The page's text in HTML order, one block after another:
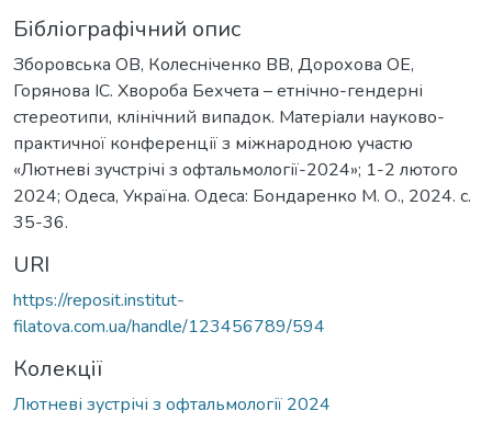
Бібліографічний опис
Зборовська ОВ, Колесніченко ВВ, Дорохова ОЕ,
Горянова ІС. Хвороба Бехчета – етнічно-гендерні
стереотипи, клінічний випадок. Матеріали науково-
практичної конференції з міжнародною участю
«Лютневі зучстрічі з офтальмології-2024»; 1-2 лютого
2024; Одеса, Україна. Одеса: Бондаренко М. О., 2024. с.
35-36.
URI
https://reposit.institut-
filatova.com.ua/handle/123456789/594
Колекції
Лютневі зустрічі з офтальмології 2024